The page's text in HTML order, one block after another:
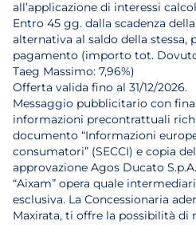
all’applicazione di interessi
Entro 45 gg. dalla scadenza
alternativa al saldo della stessa,
pagamento (importo tot.
Taeg Massimo: 7,96%)
Offerta valida fino al 31/12/2026.
Messaggio pubblicitario con
informazioni precontrattuali
documento “Informazioni
consumatori” (SECCI) e copia
approvazione Agos Ducato
“Aixam” opera quale
esclusiva. La Concessionaria
Maxirata, ti offre la possibilità di